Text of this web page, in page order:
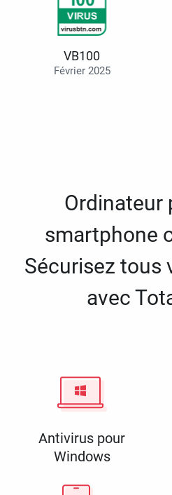
VB100
Février 2025
Ordinateur
smartphone
Sécurisez tous
avec
Antivirus pour
Windows